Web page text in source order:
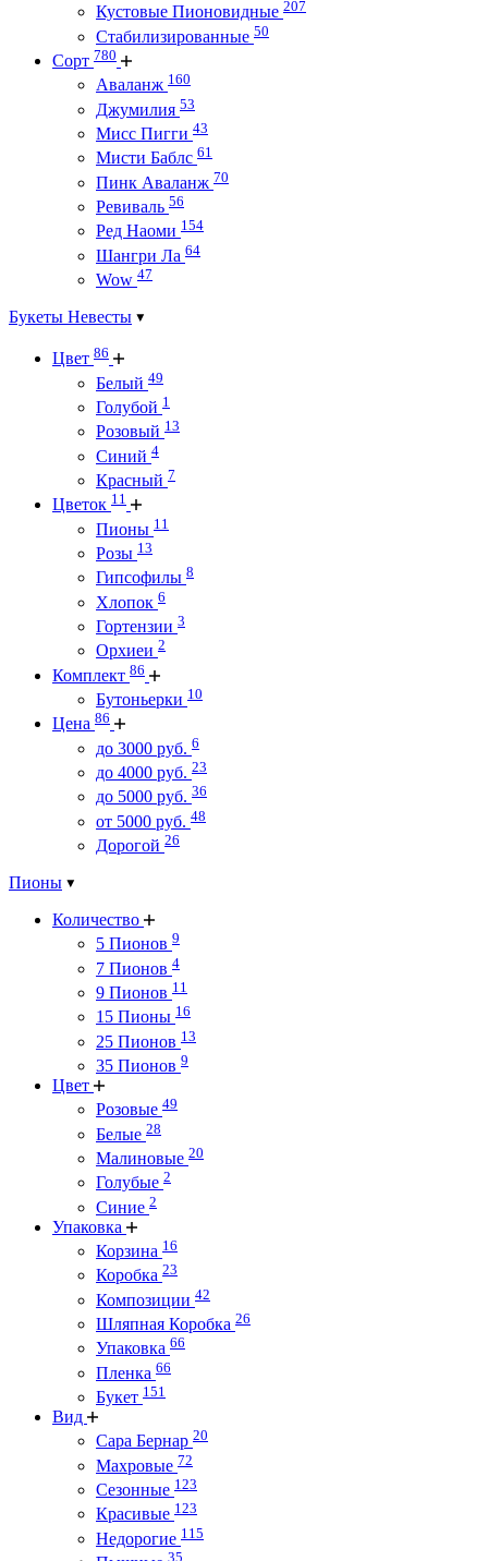
Кустовые Пионовидные 207
Стабилизированные 50
Сорт 780
Аваланж 160
Джумилия 53
Мисс Пигги 43
Мисти Баблс 61
Пинк Аваланж 70
Ревиваль 56
Ред Наоми 154
Шангри Ла 64
Wow 47
Букеты Невесты
Цвет 86
Белый 49
Голубой 1
Розовый 13
Синий 4
Красный 7
Цветок 11
Пионы 11
Розы 13
Гипсофилы 8
Хлопок 6
Гортензии 3
Орхиеи 2
Комплект 86
Бутоньерки 10
Цена 86
до 3000 руб. 6
до 4000 руб. 23
до 5000 руб. 36
от 5000 руб. 48
Дорогой 26
Пионы
Количество
5 Пионов 9
7 Пионов 4
9 Пионов 11
15 Пионы 16
25 Пионов 13
35 Пионов 9
Цвет
Розовые 49
Белые 28
Малиновые 20
Голубые 2
Синие 2
Упаковка
Корзина 16
Коробка 23
Композиции 42
Шляпная Коробка 26
Упаковка 66
Пленка 66
Букет 151
Вид
Сара Бернар 20
Махровые 72
Сезонные 123
Красивые 123
Недорогие 115
35